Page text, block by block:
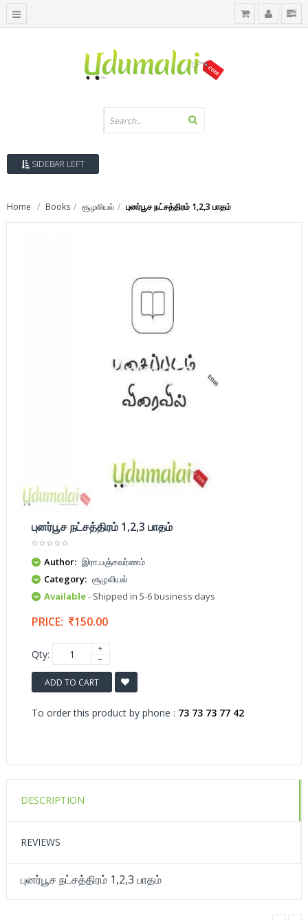
SIDEBAR LEFT
Home Books சூழலியல் புனர்பூச நட்சத்திரம் 1,2,3 பாதம்
புனர்பூச நட்சத்திரம் 1,2,3 பாதம்
Author: இரா.பஞ்சவர்ணம்
Category: சூழலியல்
Available- Shipped in 5-6 business days
PRICE: 150.00
Qty:
ADD TO CART
To order this product by phone : 73 73 73 77 42
DESCRIPTION
REVIEWS
புனர்பூச நட்சத்திரம் 1,2,3 பாதம்